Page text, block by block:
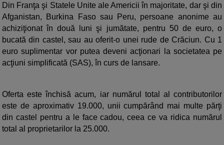
Din Franţa şi Statele Unite ale Americii în majoritate, dar şi din
Afganistan, Burkina Faso sau Peru, persoane anonime au
achiziţionat în două luni şi jumătate, pentru 50 de euro, o
bucată din castel, sau au oferit-o unei rude de Crăciun. Cu 1
euro suplimentar vor putea deveni acţionari la societatea pe
acţiuni simplificată (SAS), în curs de lansare.
Oferta este închisă acum, iar numărul total al contributorilor
este de aproximativ 19.000, unii cumpărând mai multe părţi
din castel pentru a le face cadou, ceea ce va ridica numărul
total al proprietarilor la 25.000.